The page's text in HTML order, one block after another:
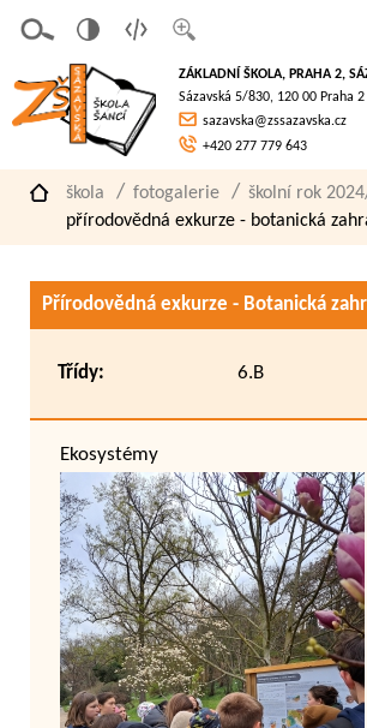
písmo
á
verze
pro
slaboz
raké
ZÁKLADNÍ ŠKOLA, PRAHA 2,
Sázavská 5/830, 120 00 Praha 2
sazavska@zssazavska.cz
+420 277 779 643
škola fotogalerie
školní rok
přírodovědná exkurze - botanická
Přírodovědná exkurze - Botanická
Třídy: 6.B
Ekosystémy